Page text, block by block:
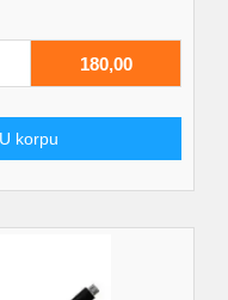
180,00
U korpu